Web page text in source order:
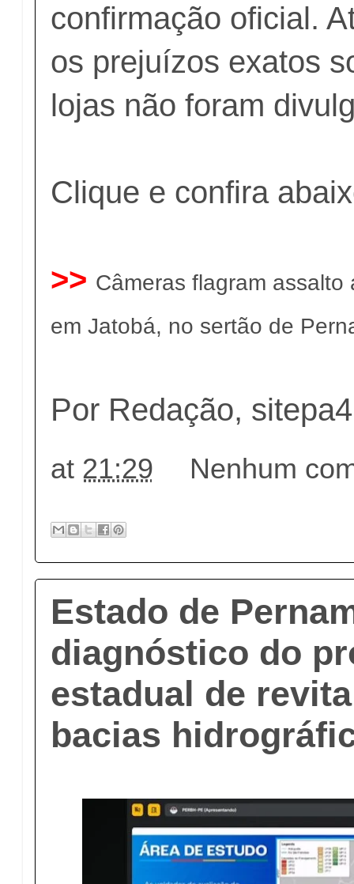
confirmação oficial.
os prejuízos exatos
lojas não foram
Clique e confira
>> Câmeras flagram
em Jatobá, no sertão de
Por Redação, sitepa4
at 21:29 Nenhum
Estado de
diagnóstico do
estadual de
bacias